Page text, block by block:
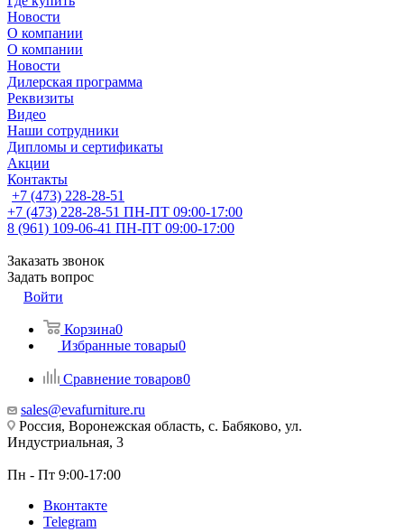
Новости
О компании
О компании
Новости
Дилерская программа
Реквизиты
Видео
Наши сотрудники
Дипломы и сертификаты
Акции
Контакты
+7 (473) 228-28-51
+7 (473) 228-28-51 ПН-ПТ 09:00-17:00
8 (961) 109-06-41 ПН-ПТ 09:00-17:00
Заказать звонок
Задать вопрос
Войти
Корзина0
Избранные товары0
Сравнение товаров0
sales@evafurniture.ru
Россия, Воронежская область, с. Бабяково, ул.
Индустриальная, 3
Пн - Пт 9:00-17:00
Вконтакте
Telegram